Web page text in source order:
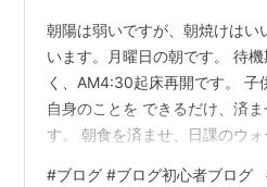
朝陽は弱いですが、朝焼けはい
います。月曜日の朝です。 待
く、AM4:30起床再開です。 子
自身のことを できるだけ、済
す。 朝食を済ませ、日課のウ
#ブログ #ブログ初心者ブログ